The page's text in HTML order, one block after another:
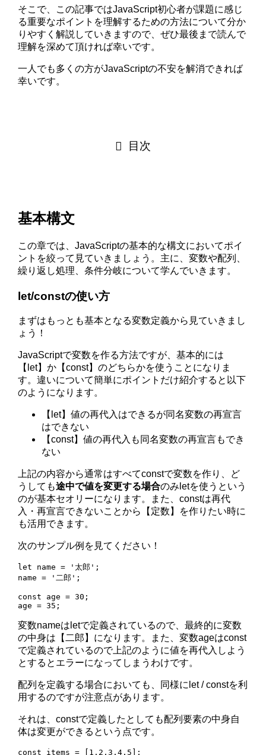
そこで、この記事ではJavaScript初心者が課題に感じ
る重要なポイントを理解するための方法について分か
りやすく解説していきますので、ぜひ最後まで読んで
理解を深めて頂ければ幸いです。
一人でも多くの方がJavaScriptの不安を解消できれば
幸いです。
目次
基本構文
この章では、JavaScriptの基本的な構文においてポイ
ントを絞って見ていきましょう。主に、変数や配列、
繰り返し処理、条件分岐について学んでいきます。
let/constの使い方
まずはもっとも基本となる変数定義から見ていきまし
ょう！
JavaScriptで変数を作る方法ですが、基本的には
【let】か【const】のどちらかを使うことになりま
す。違いについて簡単にポイントだけ紹介すると以下
のようになります。
【let】値の再代入はできるが同名変数の再宣言
はできない
【const】値の再代入も同名変数の再宣言もでき
ない
上記の内容から通常はすべてconstで変数を作り、ど
うしても途中で値を変更する場合のみletを使うという
のが基本セオリーになります。また、constは再代
入・再宣言できないことから【定数】を作りたい時に
も活用できます。
次のサンプル例を見てください！
let name = '太郎';
name = '二郎';
const age = 30;
変数nameはletで定義されているので、最終的に変数
の中身は【二郎】になります。また、変数ageはconst
で定義されているので上記のように値を再代入しよう
とするとエラーになってしまうわけです。
配列を定義する場合においても、同様にlet / constを利
用するのですが注意点があります。
それは、constで定義したとしても配列要素の中身自
体は変更ができるという点です。
const items = [1,2,3,4,5];